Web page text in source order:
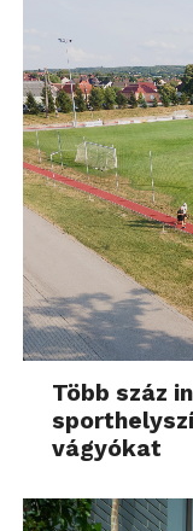
Több száz
vágyókat